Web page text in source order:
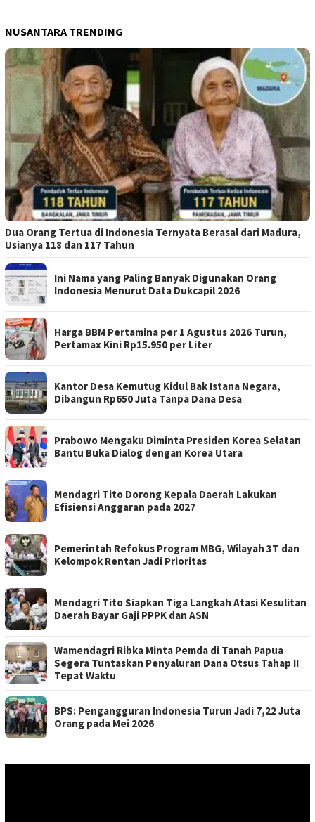
NUSANTARA TRENDING
Dua Orang Tertua di Indonesia Ternyata Berasal dari Madura,
Usianya 118 dan 117 Tahun
Ini Nama yang Paling Banyak Digunakan Orang
Indonesia Menurut Data Dukcapil 2026
Harga BBM Pertamina per 1 Agustus 2026 Turun,
Pertamax Kini Rp15.950 per Liter
Kantor Desa Kemutug Kidul Bak Istana Negara,
Dibangun Rp650 Juta Tanpa Dana Desa
Prabowo Mengaku Diminta Presiden Korea Selatan
Bantu Buka Dialog dengan Korea Utara
Mendagri Tito Dorong Kepala Daerah Lakukan
Efisiensi Anggaran pada 2027
Pemerintah Refokus Program MBG, Wilayah 3T dan
Kelompok Rentan Jadi Prioritas
Mendagri Tito Siapkan Tiga Langkah Atasi Kesulitan
Daerah Bayar Gaji PPPK dan ASN
Wamendagri Ribka Minta Pemda di Tanah Papua
Segera Tuntaskan Penyaluran Dana Otsus Tahap II
Tepat Waktu
BPS: Pengangguran Indonesia Turun Jadi 7,22 Juta
Orang pada Mei 2026